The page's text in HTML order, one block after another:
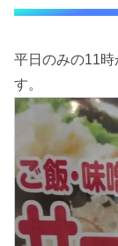
平日のみの11時
す。